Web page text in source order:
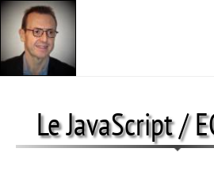
contenuLe JavaScript /